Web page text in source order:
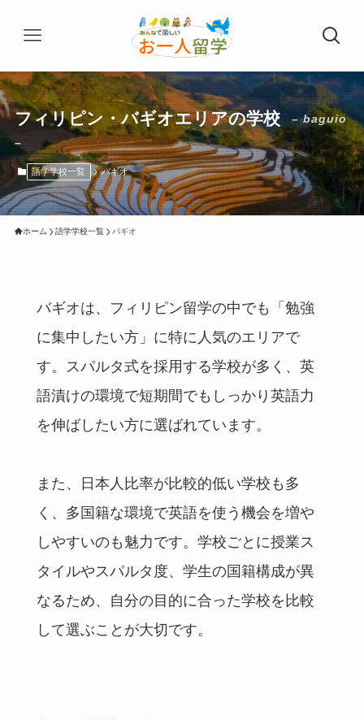
フィリピン・バギオエリアの学校
– baguio
–
語学学校一覧 バギオ
ホーム 語学学校一覧 バギオ
バギオは、フィリピン留学の中でも「勉強
に集中したい方」に特に人気のエリアで
す。スパルタ式を採用する学校が多く、英
語漬けの環境で短期間でもしっかり英語力
を伸ばしたい方に選ばれています。
また、日本人比率が比較的低い学校も多
く、多国籍な環境で英語を使う機会を増や
しやすいのも魅力です。学校ごとに授業ス
タイルやスパルタ度、学生の国籍構成が異
なるため、自分の目的に合った学校を比較
して選ぶことが大切です。